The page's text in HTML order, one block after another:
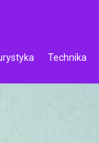
Technika